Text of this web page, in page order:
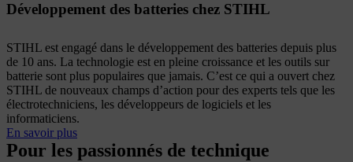
Développement des batteries chez STIHL
STIHL est engagé dans le développement des batteries depuis plus
de 10 ans. La technologie est en pleine croissance et les outils sur
batterie sont plus populaires que jamais. C’est ce qui a ouvert chez
STIHL de nouveaux champs d’action pour des experts tels que les
électrotechniciens, les développeurs de logiciels et les
informaticiens.
En savoir plus
Pour les passionnés de technique